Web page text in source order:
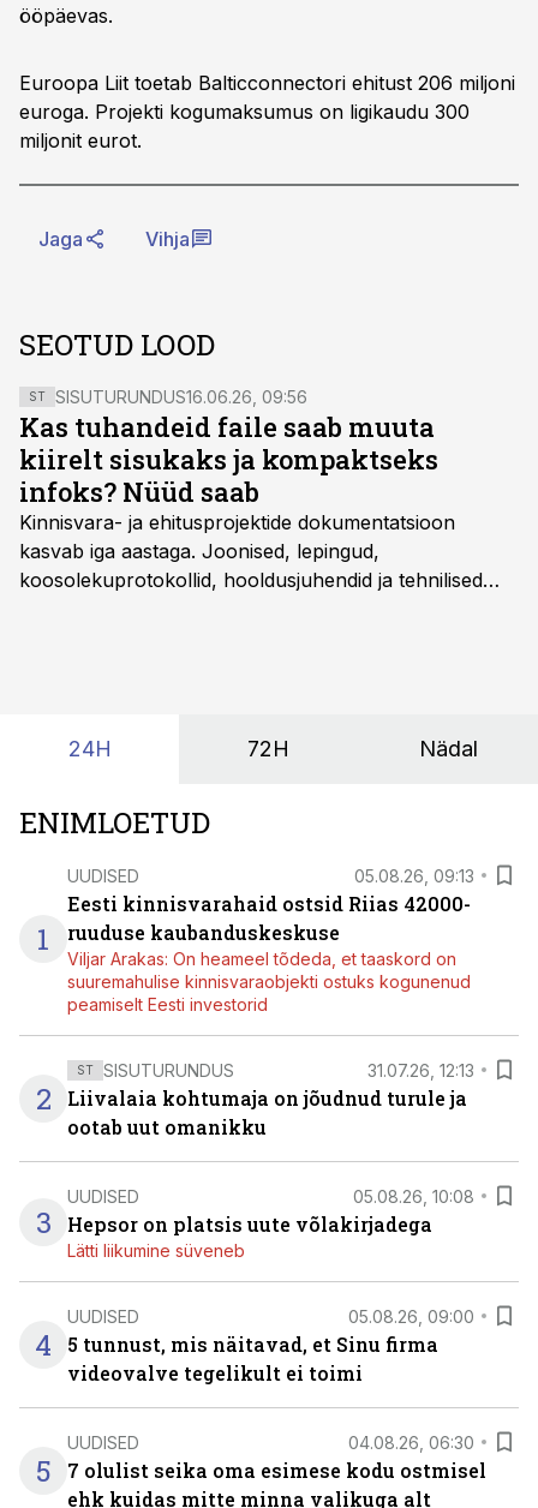
ööpäevas.
Euroopa Liit toetab Balticconnectori ehitust 206 miljoni
euroga. Projekti kogumaksumus on ligikaudu 300
miljonit eurot.
Jaga Vihja
SEOTUD LOOD
ST SISUTURUNDUS16.06.26, 09:56
Kas tuhandeid faile saab muuta
kiirelt sisukaks ja kompaktseks
infoks? Nüüd saab
Kinnisvara- ja ehitusprojektide dokumentatsioon
kasvab iga aastaga. Joonised, lepingud,
koosolekuprotokollid, hooldusjuhendid ja tehnilised
24H 72H Nädal
ENIMLOETUD
1
UUDISED 05.08.26, 09:13
Eesti kinnisvarahaid ostsid Riias 42000-
ruuduse kaubanduskeskuse
Viljar Arakas: On heameel tõdeda, et taaskord on
suuremahulise kinnisvaraobjekti ostuks kogunenud
peamiselt Eesti investorid
2
ST SISUTURUNDUS 31.07.26, 12:13
Liivalaia kohtumaja on jõudnud turule ja
ootab uut omanikku
3
UUDISED 05.08.26, 10:08
Hepsor on platsis uute võlakirjadega
Lätti liikumine süveneb
4
UUDISED 05.08.26, 09:00
5 tunnust, mis näitavad, et Sinu firma
videovalve tegelikult ei toimi
5
UUDISED 04.08.26, 06:30
7 olulist seika oma esimese kodu ostmisel
ehk kuidas mitte minna valikuga alt